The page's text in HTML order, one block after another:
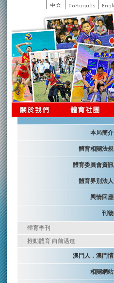
本局簡介
體育相關法規
體育委員會資訊
體育界別法人
輿情回應
刊物
體育季刊
推動體育 向前邁進
澳門人．澳門情
相關網站